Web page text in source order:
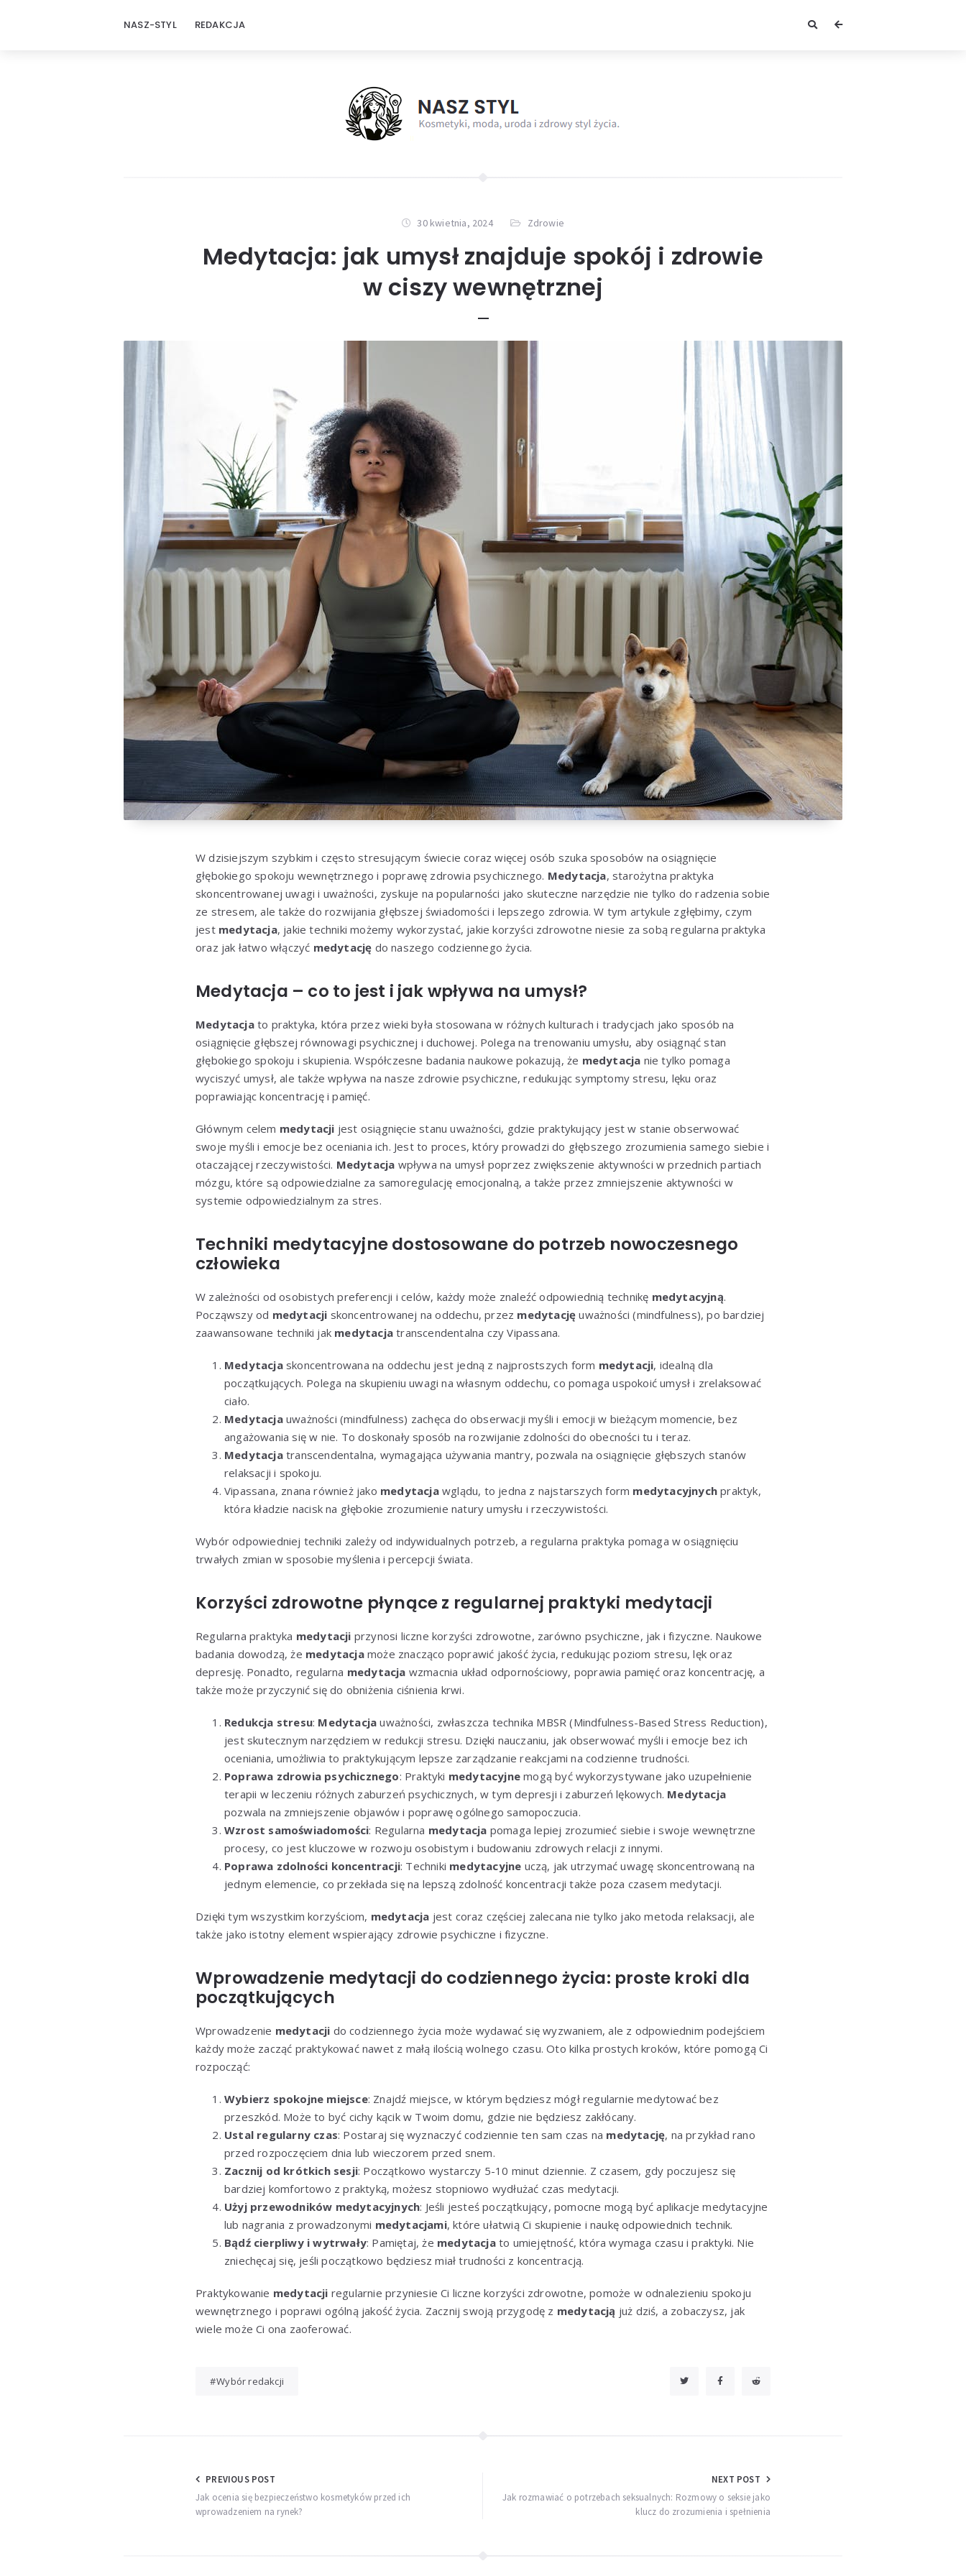
NASZ-STYL REDAKCJA
30 kwietnia, 2024 Zdrowie
Medytacja: jak umysł znajduje spokój i zdrowie
w ciszy wewnętrznej
W dzisiejszym szybkim i często stresującym świecie coraz więcej osób szuka sposobów na osiągnięcie
głębokiego spokoju wewnętrznego i poprawę zdrowia psychicznego. Medytacja, starożytna praktyka
skoncentrowanej uwagi i uważności, zyskuje na popularności jako skuteczne narzędzie nie tylko do radzenia sobie
ze stresem, ale także do rozwijania głębszej świadomości i lepszego zdrowia. W tym artykule zgłębimy, czym
jest medytacja, jakie techniki możemy wykorzystać, jakie korzyści zdrowotne niesie za sobą regularna praktyka
oraz jak łatwo włączyć medytację do naszego codziennego życia.
Medytacja – co to jest i jak wpływa na umysł?
Medytacjato praktyka, która przez wieki była stosowana w różnych kulturach i tradycjach jako sposób na
osiągnięcie głębszej równowagi psychicznej i duchowej. Polega na trenowaniu umysłu, aby osiągnąć stan
głębokiego spokoju i skupienia. Współczesne badania naukowe pokazują, że medytacja nie tylko pomaga
wyciszyć umysł, ale także wpływa na nasze zdrowie psychiczne, redukując symptomy stresu, lęku oraz
poprawiając koncentrację i pamięć.
Głównym celem medytacji jest osiągnięcie stanu uważności, gdzie praktykujący jest w stanie obserwować
swoje myśli i emocje bez oceniania ich. Jest to proces, który prowadzi do głębszego zrozumienia samego siebie i
otaczającej rzeczywistości. Medytacja wpływa na umysł poprzez zwiększenie aktywności w przednich partiach
mózgu, które są odpowiedzialne za samoregulację emocjonalną, a także przez zmniejszenie aktywności w
systemie odpowiedzialnym za stres.
Techniki medytacyjne dostosowane do potrzeb nowoczesnego
człowieka
W zależności od osobistych preferencji i celów, każdy może znaleźć odpowiednią technikę medytacyjną.
Począwszy od medytacji skoncentrowanej na oddechu, przez medytację uważności (mindfulness), po bardziej
zaawansowane techniki jak medytacja transcendentalna czy Vipassana.
Medytacjaskoncentrowana na oddechu jest jedną z najprostszych form medytacji, idealną dla
początkujących. Polega na skupieniu uwagi na własnym oddechu, co pomaga uspokoić umysł i zrelaksować
ciało.
Medytacjauważności (mindfulness) zachęca do obserwacji myśli i emocji w bieżącym momencie, bez
angażowania się w nie. To doskonały sposób na rozwijanie zdolności do obecności tu i teraz.
Medytacjatranscendentalna, wymagająca używania mantry, pozwala na osiągnięcie głębszych stanów
relaksacji i spokoju.
Vipassana, znana również jako medytacjawglądu, to jedna z najstarszych form medytacyjnych praktyk,
która kładzie nacisk na głębokie zrozumienie natury umysłu i rzeczywistości.
Wybór odpowiedniej techniki zależy od indywidualnych potrzeb, a regularna praktyka pomaga w osiągnięciu
trwałych zmian w sposobie myślenia i percepcji świata.
Korzyści zdrowotne płynące z regularnej praktyki medytacji
Regularna praktyka medytacji przynosi liczne korzyści zdrowotne, zarówno psychiczne, jak i fizyczne. Naukowe
badania dowodzą, że medytacjamoże znacząco poprawić jakość życia, redukując poziom stresu, lęk oraz
depresję. Ponadto, regularna medytacja wzmacnia układ odpornościowy, poprawia pamięć oraz koncentrację, a
także może przyczynić się do obniżenia ciśnienia krwi.
Redukcja stresu: Medytacja uważności, zwłaszcza technika MBSR (Mindfulness-Based Stress Reduction),
jest skutecznym narzędziem w redukcji stresu. Dzięki nauczaniu, jak obserwować myśli i emocje bez ich
oceniania, umożliwia to praktykującym lepsze zarządzanie reakcjami na codzienne trudności.
Poprawa zdrowia psychicznego: Praktyki medytacyjne mogą być wykorzystywane jako uzupełnienie
terapii w leczeniu różnych zaburzeń psychicznych, w tym depresji i zaburzeń lękowych. Medytacja
pozwala na zmniejszenie objawów i poprawę ogólnego samopoczucia.
Wzrost samoświadomości: Regularna medytacja pomaga lepiej zrozumieć siebie i swoje wewnętrzne
procesy, co jest kluczowe w rozwoju osobistym i budowaniu zdrowych relacji z innymi.
Poprawa zdolności koncentracji: Techniki medytacyjne uczą, jak utrzymać uwagę skoncentrowaną na
jednym elemencie, co przekłada się na lepszą zdolność koncentracji także poza czasem medytacji.
Dzięki tym wszystkim korzyściom, medytacja jest coraz częściej zalecana nie tylko jako metoda relaksacji, ale
także jako istotny element wspierający zdrowie psychiczne i fizyczne.
Wprowadzenie medytacji do codziennego życia: proste kroki dla
początkujących
Wprowadzenie medytacji do codziennego życia może wydawać się wyzwaniem, ale z odpowiednim podejściem
każdy może zacząć praktykować nawet z małą ilością wolnego czasu. Oto kilka prostych kroków, które pomogą Ci
rozpocząć:
Wybierz spokojne miejsce: Znajdź miejsce, w którym będziesz mógł regularnie medytować bez
przeszkód. Może to być cichy kącik w Twoim domu, gdzie nie będziesz zakłócany.
Ustal regularny czas: Postaraj się wyznaczyć codziennie ten sam czas na medytację, na przykład rano
przed rozpoczęciem dnia lub wieczorem przed snem.
Zacznij od krótkich sesji: Początkowo wystarczy 5-10 minut dziennie. Z czasem, gdy poczujesz się
bardziej komfortowo z praktyką, możesz stopniowo wydłużać czas medytacji.
Użyj przewodników medytacyjnych: Jeśli jesteś początkujący, pomocne mogą być aplikacje medytacyjne
lub nagrania z prowadzonymi medytacjami, które ułatwią Ci skupienie i naukę odpowiednich technik.
Bądź cierpliwy i wytrwały: Pamiętaj, że medytacjato umiejętność, która wymaga czasu i praktyki. Nie
zniechęcaj się, jeśli początkowo będziesz miał trudności z koncentracją.
Praktykowanie medytacji regularnie przyniesie Ci liczne korzyści zdrowotne, pomoże w odnalezieniu spokoju
wewnętrznego i poprawi ogólną jakość życia. Zacznij swoją przygodę z medytacją już dziś, a zobaczysz, jak
wiele może Ci ona zaoferować.
Wybór redakcji
Nawigacja
wpisu
PREVIOUS POST
Jak ocenia się bezpieczeństwo kosmetyków przed ich
wprowadzeniem na rynek?
NEXT POST
Jak rozmawiać o potrzebach seksualnych: Rozmowy o seksie jako
klucz do zrozumienia i spełnienia